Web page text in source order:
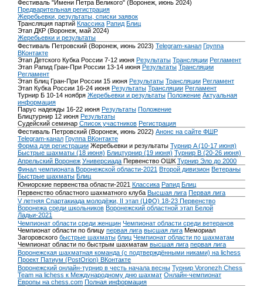
Фестиваль "Имени Петра Великого" (Воронеж, июнь 2024)
Предварительная регистрация
Жеребьевки, результаты, списки заявок
Трансляция партий Классика Рапид Блиц
Этап ДКР (Воронеж, май 2024)
Жеребьевки и результаты
Фестиваль Петровский (Воронеж, июнь 2023) Telegram-канал Группа
ВКонтакте
Этап Детского Кубка России 7-12 июня Результаты Трансляции Регламент
Этап Рапид Гран-При России 13-14 июня Результаты Трансляции
Регламент
Этап Блиц Гран-При России 15 июня Результаты Трансляции Регламент
Этап Кубка России 16-24 июня Результаты Трансляции Регламент
Турнир Б 10-14 ноября Жеребьевки и результаты Положение Актуальная
информация
Парус надежды 16-22 июня Результаты Положение
Блицтурнир 12 июня Результаты
Судейский семинар Список участников Регистрация
Фестиваль Петровский (Воронеж, июнь 2022) Анонс на сайте ФШР
Telegram-канал Группа ВКонтакте
Форма для регистрации Жеребьевки и результаты Турнир A (10-17 июня)
Быстрые шахматы (18 июня) Блицтурнир (19 июня) Турнир B (20-26 июня)
Апрельский Воронеж Универсиада Первенство ОШК Турнир Эло до 2000
Финал чемпионата Воронежской области-2021 Второй дивизион Ветераны
Быстрые шахматы Блиц
Юниорские первенства области-2021 Классика Рапид Блиц
Первенство областного шахматного клуба Высшая лига Первая лига
V летняя Спартакиада молодёжи, II этап (ЦФО) 18-23 Первенство
Воронежа среди школьников Воронежский областной этап Белой
Ладьи-2021
Чемпионат области среди женщин Чемпионат области среди ветеранов
Чемпионат области по блицу первая лига высшая лига Мемориал
Загоровского быстрые шахматы блиц Чемпионат области по шахматам
Чемпионат области по быстрым шахматам высшая лига первая лига
Воронежская шахматная команда (с подтверждёнными никами) на lichess
Проект Патиум (PostOrion) ВКонтакте
Воронежский онлайн-турнир в честь начала весны Турнир Voronezh Chess
Team на lichess к Международному дню шахмат Онлайн-чемпионат
Европы на chess.com Полная информация